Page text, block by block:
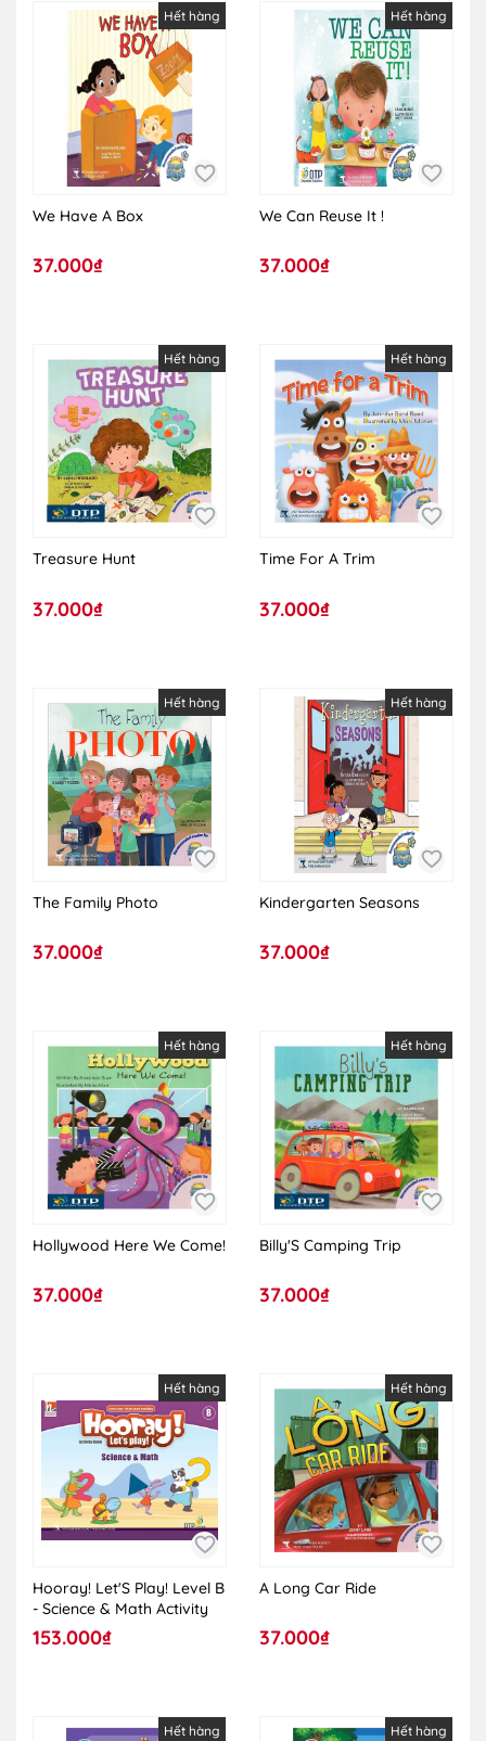
Hết hàng
We Have A Box
37.000₫
Hết hàng
We Can Reuse It !
37.000₫
Hết hàng
Treasure Hunt
37.000₫
Hết hàng
Time For A Trim
37.000₫
Hết hàng
The Family Photo
37.000₫
Hết hàng
Kindergarten Seasons
37.000₫
Hết hàng
Hollywood Here We Come!
37.000₫
Hết hàng
Billy'S Camping Trip
37.000₫
Hết hàng
Hooray! Let'S Play! Level B
- Science & Math Activity
153.000₫
Hết hàng
A Long Car Ride
37.000₫
Hết hàng Hết hàng